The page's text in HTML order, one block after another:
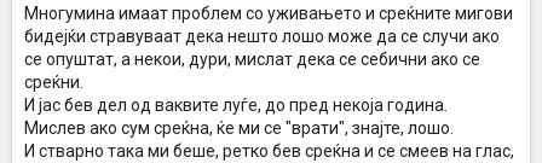
Многумина имаат проблем со уживањето и среќните мигови
бидејќи стравуваат дека нешто лошо може да се случи ако
се опуштат, а некои, дури, мислат дека се себични ако се
среќни.
И јас бев дел од ваквите луѓе, до пред некоја година.
Мислев ако сум среќна, ќе ми се "врати", знајте, лошо.
И стварно така ми беше, ретко бев среќна и се смеев на глас,